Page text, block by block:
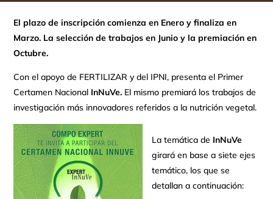
El plazo de inscripción comienza en Enero y finaliza en
Marzo. La selección de trabajos en Junio y la premiación en
Octubre.
Con el apoyo de FERTILIZAR y del IPNI, presenta el Primer
Certamen Nacional InNuVe. El mismo premiará los trabajos de
investigación más innovadores referidos a la nutrición vegetal.
La temática de InNuVe
girará en base a siete ejes
temático, los que se
detallan a continuación: